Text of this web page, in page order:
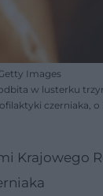
Images
w lusterku
czerniaka,
Krajowego